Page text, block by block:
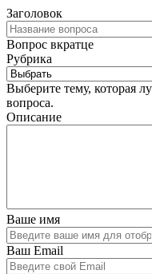
Заголовок
Вопрос вкратце
Рубрика
Выберите тему, которая
вопроса.
Описание
Ваше имя
Ваш Email